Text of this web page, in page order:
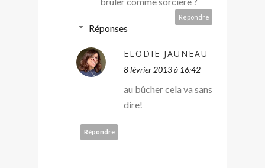
Répondre
Réponses
ELODIE JAUNEAU
8 février 2013 à 16:42
au bûcher cela va sans
dire!
Répondre